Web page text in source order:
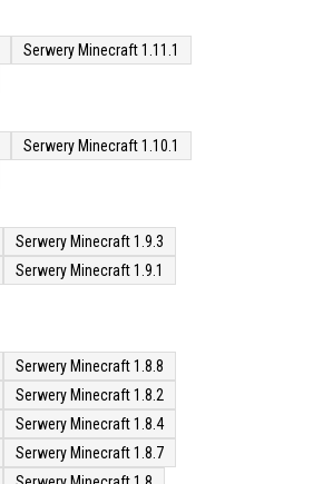
Serwery Minecraft 1.11.1
Serwery Minecraft 1.10.1
Serwery Minecraft 1.9.3
Serwery Minecraft 1.9.1
Serwery Minecraft 1.8.8
Serwery Minecraft 1.8.2
Serwery Minecraft 1.8.4
Serwery Minecraft 1.8.7